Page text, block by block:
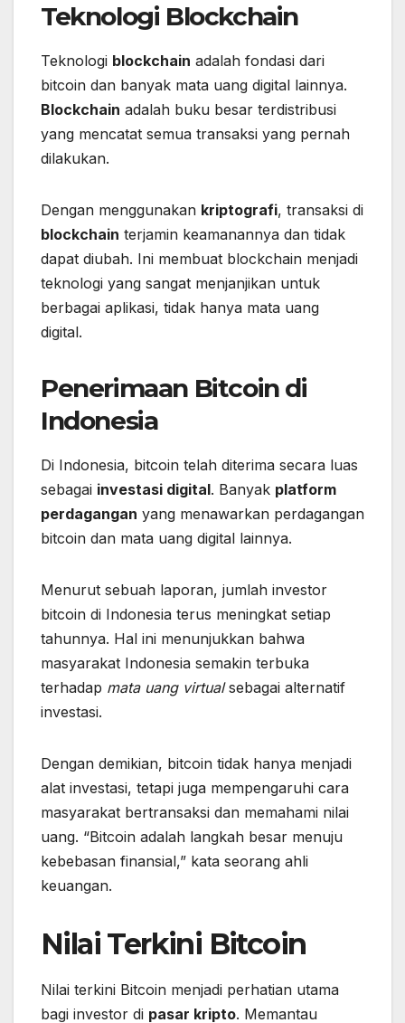
Teknologi Blockchain
Teknologi blockchain adalah fondasi dari
bitcoin dan banyak mata uang digital lainnya.
Blockchain adalah buku besar terdistribusi
yang mencatat semua transaksi yang pernah
dilakukan.
Dengan menggunakan kriptografi, transaksi di
blockchain terjamin keamanannya dan tidak
dapat diubah. Ini membuat blockchain menjadi
teknologi yang sangat menjanjikan untuk
berbagai aplikasi, tidak hanya mata uang
digital.
Penerimaan Bitcoin di
Indonesia
Di Indonesia, bitcoin telah diterima secara luas
sebagai investasi digital. Banyak platform
perdagangan yang menawarkan perdagangan
bitcoin dan mata uang digital lainnya.
Menurut sebuah laporan, jumlah investor
bitcoin di Indonesia terus meningkat setiap
tahunnya. Hal ini menunjukkan bahwa
masyarakat Indonesia semakin terbuka
terhadap mata uang virtualsebagai alternatif
investasi.
Dengan demikian, bitcoin tidak hanya menjadi
alat investasi, tetapi juga mempengaruhi cara
masyarakat bertransaksi dan memahami nilai
uang. “Bitcoin adalah langkah besar menuju
kebebasan finansial,” kata seorang ahli
keuangan.
Nilai Terkini Bitcoin
Nilai terkini Bitcoin menjadi perhatian utama
bagi investor di pasar kripto. Memantau